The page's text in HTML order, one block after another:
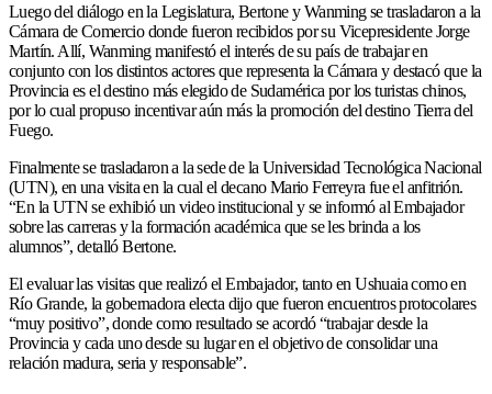
Luego del diálogo en la Legislatura, Bertone y Wanming se trasladaron a la
Cámara de Comercio donde fueron recibidos por su Vicepresidente Jorge
Martín. Allí, Wanming manifestó el interés de su país de trabajar en
conjunto con los distintos actores que representa la Cámara y destacó que la
Provincia es el destino más elegido de Sudamérica por los turistas chinos,
por lo cual propuso incentivar aún más la promoción del destino Tierra del
Fuego.
Finalmente se trasladaron a la sede de la Universidad Tecnológica Nacional
(UTN), en una visita en la cual el decano Mario Ferreyra fue el anfitrión.
“En la UTN se exhibió un video institucional y se informó al Embajador
sobre las carreras y la formación académica que se les brinda a los
alumnos”, detalló Bertone.
El evaluar las visitas que realizó el Embajador, tanto en Ushuaia como en
Río Grande, la gobernadora electa dijo que fueron encuentros protocolares
“muy positivo”, donde como resultado se acordó “trabajar desde la
Provincia y cada uno desde su lugar en el objetivo de consolidar una
relación madura, seria y responsable”.